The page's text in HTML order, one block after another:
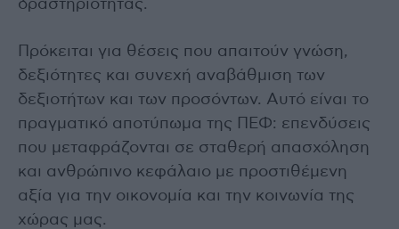
δραστηριότητας.
Πρόκειται για θέσεις που απαιτούν γνώση,
δεξιότητες και συνεχή αναβάθμιση των
δεξιοτήτων και των προσόντων. Αυτό είναι το
πραγματικό αποτύπωμα της ΠΕΦ: επενδύσεις
που μεταφράζονται σε σταθερή απασχόληση
και ανθρώπινο κεφάλαιο με προστιθέμενη
αξία για την οικονομία και την κοινωνία της
χώρας μας.